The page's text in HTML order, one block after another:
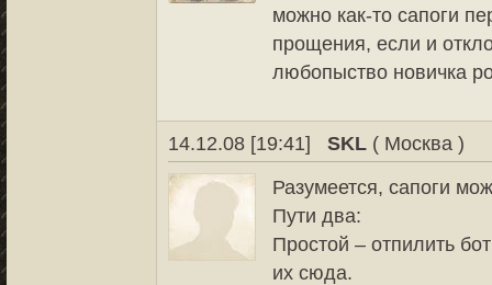
можно как-то сапоги
прощения, если и
любопыство новичка
14.12.08 [19:41] SKL ( Москва )
Разумеется, сапоги
Пути два:
Простой – отпилить
их сюда.